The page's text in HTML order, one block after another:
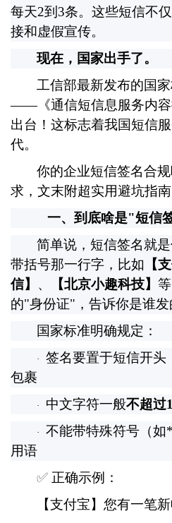
每天2到 3条。这些短信不
接和虚假宣传。
现在，国家出手了。
工信部最新发布的国
——《通信短信息服务内
出台！这标志着我国短信
代。
你的企业短信签名合
求，文末附超实用避坑指南
一、到底啥是"短信
简单说，短信签名就
带括号那一行字，比如 【
信】 、 【北京小趣科技】
的"身份证" ，告诉你是谁发
国家标准明确规定：
· 签名要置于短信开头
包裹
· 中文字符一般不超过
· 不能带特殊符号（如*
用语
✅ 正确示例：
【支付宝】您有一笔